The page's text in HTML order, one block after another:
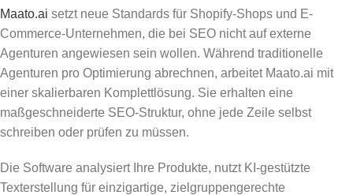
Maato.ai setzt neue Standards für Shopify-Shops und E-
Commerce-Unternehmen, die bei SEO nicht auf externe
Agenturen angewiesen sein wollen. Während traditionelle
Agenturen pro Optimierung abrechnen, arbeitet Maato.ai mit
einer skalierbaren Komplettlösung. Sie erhalten eine
maßgeschneiderte SEO-Struktur, ohne jede Zeile selbst
schreiben oder prüfen zu müssen.
Die Software analysiert Ihre Produkte, nutzt KI-gestützte
Texterstellung für einzigartige, zielgruppengerechte